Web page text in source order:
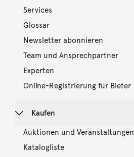
Services
Glossar
Newsletter abonnieren
Team und Ansprechpartner
Experten
Online-Registrierung für Bieter
Kaufen
Auktionen und Veranstaltungen
Katalogliste